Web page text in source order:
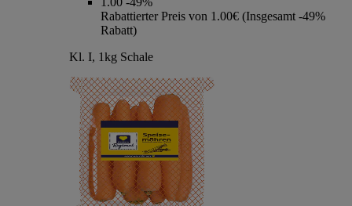
Rabattierter Preis von 1.00€ (Insgesamt -49%
Rabatt)
Kl. I, 1kg Schale